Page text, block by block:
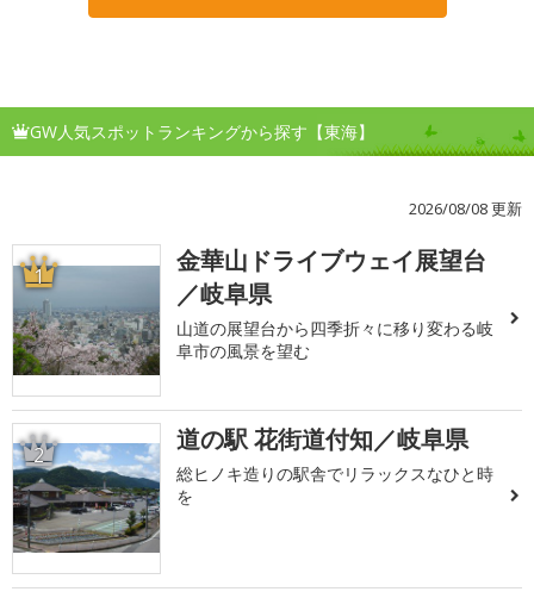
GW人気スポットランキングから探す【東海】
2026/08/08 更新
1
金華山ドライブウェイ展望台
／岐阜県
山道の展望台から四季折々に移り変わる岐
阜市の風景を望む
2 道の駅 花街道付知／岐阜県
総ヒノキ造りの駅舎でリラックスなひと時
を